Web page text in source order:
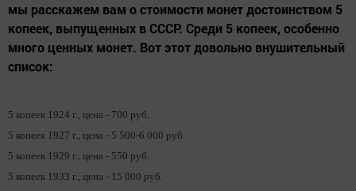
мы расскажем вам о стоимости монет достоинством 5
копеек, выпущенных в СССР. Среди 5 копеек, особенно
много ценных монет. Вот этот довольно внушительный
список:
5 копеек 1924 г., цена - 700 руб.
5 копеек 1927 г., цена - 5 500-6 000 руб.
5 копеек 1929 г., цена - 550 руб.
5 копеек 1933 г., цена - 15 000 руб.